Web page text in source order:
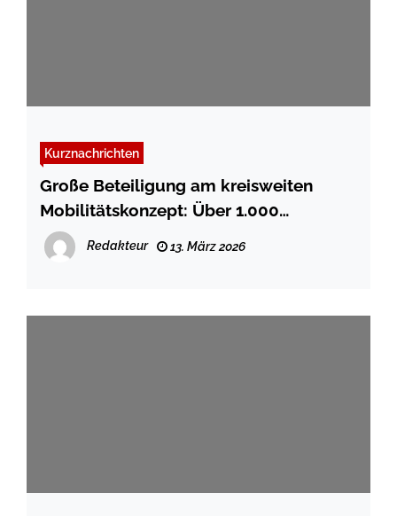
Kurznachrichten
Große Beteiligung am kreisweiten
Mobilitätskonzept: Über 1.000
Bürgerinnen und Bürger bringen Ideen
ein
Redakteur 13. März 2026